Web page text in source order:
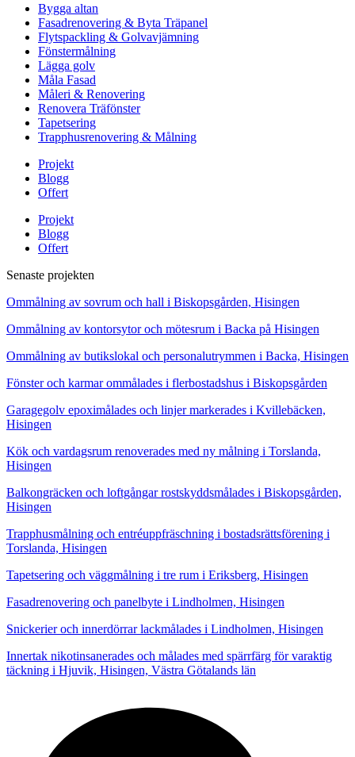
Bygga altan
Fasadrenovering & Byta Träpanel
Flytspackling & Golvavjämning
Fönstermålning
Lägga golv
Måla Fasad
Måleri & Renovering
Renovera Träfönster
Tapetsering
Trapphusrenovering & Målning
Projekt
Blogg
Offert
Projekt
Blogg
Offert
Senaste projekten
Ommålning av sovrum och hall i Biskopsgården, Hisingen
Ommålning av kontorsytor och mötesrum i Backa på Hisingen
Ommålning av butikslokal och personalutrymmen i Backa, Hisingen
Fönster och karmar ommålades i flerbostadshus i Biskopsgården
Garagegolv epoximålades och linjer markerades i Kvillebäcken,
Hisingen
Kök och vardagsrum renoverades med ny målning i Torslanda,
Hisingen
Balkongräcken och loftgångar rostskyddsmålades i Biskopsgården,
Hisingen
Trapphusmålning och entréuppfräschning i bostadsrättsförening i
Torslanda, Hisingen
Tapetsering och väggmålning i tre rum i Eriksberg, Hisingen
Fasadrenovering och panelbyte i Lindholmen, Hisingen
Snickerier och innerdörrar lackmålades i Lindholmen, Hisingen
Innertak nikotinsanerades och målades med spärrfärg för varaktig
täckning i Hjuvik, Hisingen, Västra Götalands län